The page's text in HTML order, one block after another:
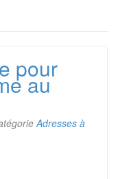
pour
au
Adresses à